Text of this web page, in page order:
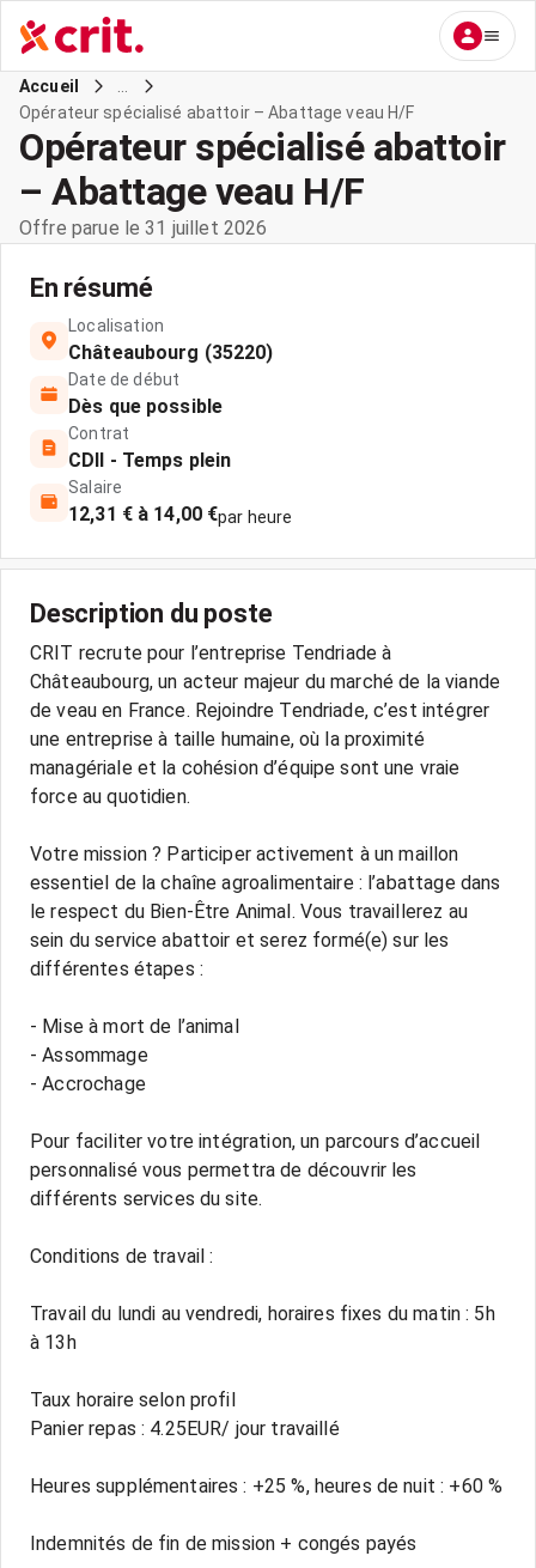
Accueil
Opérateur spécialisé abattoir – Abattage veau H/F
Opérateur spécialisé abattoir
– Abattage veau H/F
Offre parue le 31 juillet 2026
En résumé
Localisation
Châteaubourg (35220)
Date de début
Dès que possible
Contrat
CDII - Temps plein
Salaire
12,31 € à 14,00 €par heure
Description du poste
CRIT recrute pour l’entreprise Tendriade à
Châteaubourg, un acteur majeur du marché de la viande
de veau en France. Rejoindre Tendriade, c’est intégrer
une entreprise à taille humaine, où la proximité
managériale et la cohésion d’équipe sont une vraie
force au quotidien.
Votre mission ? Participer activement à un maillon
essentiel de la chaîne agroalimentaire : l’abattage dans
le respect du Bien-Être Animal. Vous travaillerez au
sein du service abattoir et serez formé(e) sur les
différentes étapes :
- Mise à mort de l’animal
- Assommage
- Accrochage
Pour faciliter votre intégration, un parcours d’accueil
personnalisé vous permettra de découvrir les
différents services du site.
Conditions de travail :
Travail du lundi au vendredi, horaires fixes du matin : 5h
à 13h
Taux horaire selon profil
Panier repas : 4.25EUR/ jour travaillé
Heures supplémentaires : +25 %, heures de nuit : +60 %
Indemnités de fin de mission + congés payés